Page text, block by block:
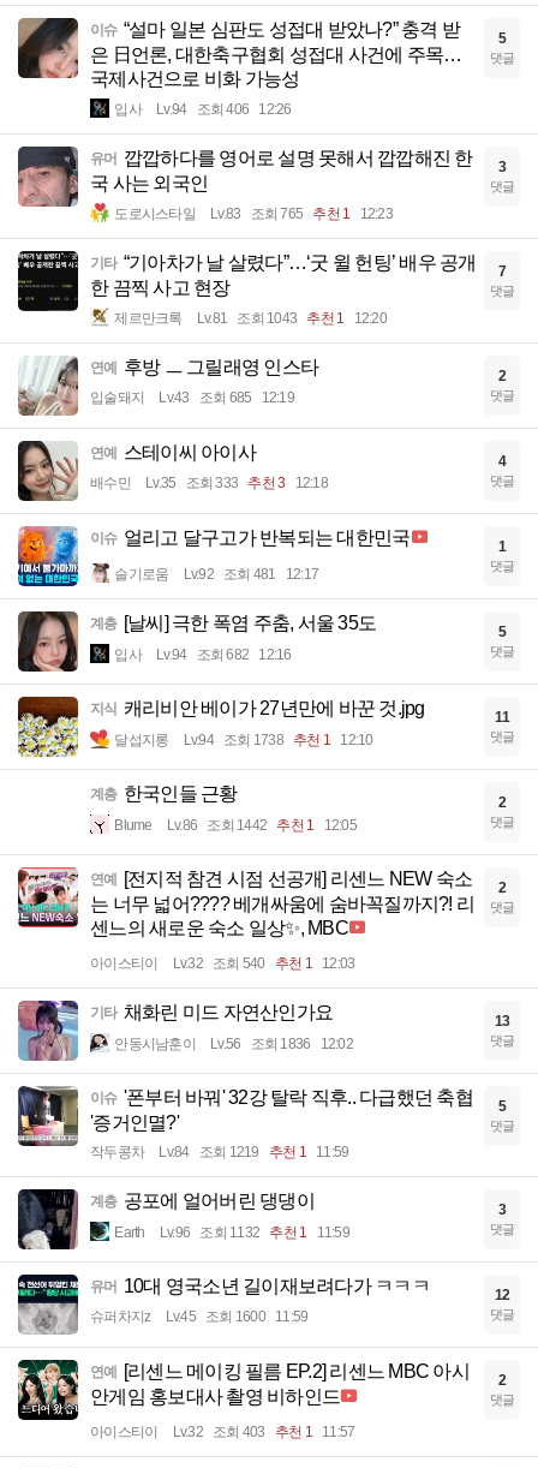
이슈 “설마 일본 심판도 성접대 받았나?” 충격 받
은 日언론, 대한축구협회 성접대 사건에 주목…
국제사건으로 비화 가능성
입사 Lv.94 조회 406 12:26
5
댓글
유머 깝깝하다를 영어로 설명 못해서 깝깝해진 한
국 사는 외국인
도로시스타일 Lv.83 조회 765 추천 1 12:23
3
댓글
기타 “기아차가 날 살렸다”…‘굿 윌 헌팅’ 배우 공개
한 끔찍 사고 현장
제르만크록 Lv.81 조회 1043 추천 1 12:20
7
댓글
연예 후방 ㅡ 그릴래영 인스타
입술돼지 Lv.43 조회 685 12:19
2
댓글
연예 스테이씨 아이사
배수민 Lv.35 조회 333 추천 3 12:18
4
댓글
이슈 얼리고 달구고가 반복되는 대한민국
슬기로움 Lv.92 조회 481 12:17
1
댓글
계층 [날씨] 극한 폭염 주춤, 서울 35도
입사 Lv.94 조회 682 12:16
5
댓글
지식 캐리비안 베이가 27년만에 바꾼 것.jpg
달섭지롱 Lv.94 조회 1738 추천 1 12:10
11
댓글
계층 한국인들 근황
Blume Lv.86 조회 1442 추천 1 12:05
2
댓글
연예 [전지적 참견 시점 선공개] 리센느 NEW 숙소
는 너무 넓어???? 베개싸움에 숨바꼭질까지?! 리
센느의 새로운 숙소 일상✨, MBC
아이스티이 Lv.32 조회 540 추천 1 12:03
2
댓글
기타 채화린 미드 자연산인가요
안동시남훈이 Lv.56 조회 1836 12:02
13
댓글
이슈 '폰부터 바꿔' 32강 탈락 직후.. 다급했던 축협
'증거인멸?'
작두콩차 Lv.84 조회 1219 추천 1 11:59
5
댓글
계층 공포에 얼어버린 댕댕이
Earth Lv.96 조회 1132 추천 1 11:59
3
댓글
유머 10대 영국소년 길이재보려다가 ㅋㅋㅋ
슈퍼차지z Lv.45 조회 1600 11:59
12
댓글
연예 [리센느 메이킹 필름 EP.2] 리센느 MBC 아시
안게임 홍보대사 촬영 비하인드
아이스티이 Lv.32 조회 403 추천 1 11:57
2
댓글